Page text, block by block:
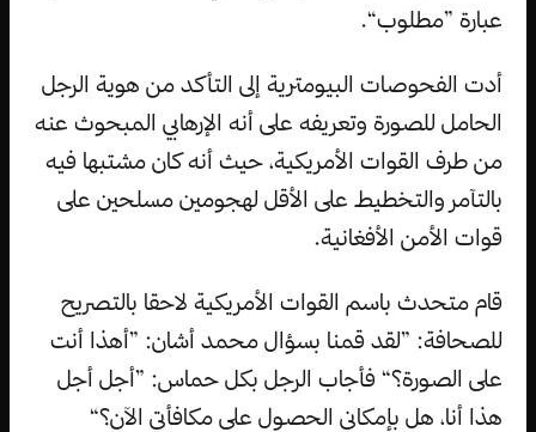
عبارة ”مطلوب“.
أدت الفحوصات البيومترية إلى التأكد من هوية الرجل
الحامل للصورة وتعريفه على أنه الإرهابي المبحوث عنه
من طرف القوات الأمريكية، حيث أنه كان مشتبها فيه
بالتآمر والتخطيط على الأقل لهجومين مسلحين على
قوات الأمن الأفغانية.
قام متحدث باسم القوات الأمريكية لاحقا بالتصريح
للصحافة: ”لقد قمنا بسؤال محمد أشان: ”أهذا أنت
على الصورة؟“ فأجاب الرجل بكل حماس: ”أجل أجل
هذا أنا، هل بإمكاني الحصول على مكافأتي الآن؟“